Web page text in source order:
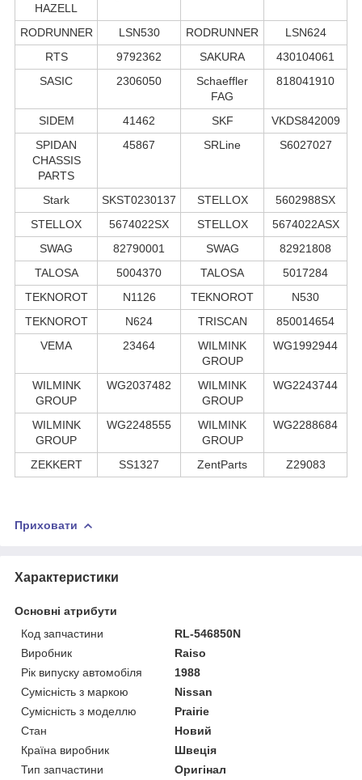
HAZELL
RODRUNNER LSN530 RODRUNNER
LSN624
RTS
9792362 SAKURA
430104061
SASIC
2306050
Schaeffler
FAG
818041910
SIDEM 41462 SKF
VKDS842009
SPIDAN
CHASSIS
PARTS
45867 SRLine S6027027
Stark SKST0230137 STELLOX
5602988SX
STELLOX
5674022SX STELLOX
5674022ASX
SWAG
82790001 SWAG
82921808
TALOSA
5004370 TALOSA
5017284
TEKNOROT
N1126 TEKNOROT
N530
TEKNOROT
N624 TRISCAN
850014654
VEMA
23464
WILMINK
GROUP
WG1992944
WILMINK
GROUP
WG2037482
WILMINK
GROUP
WG2243744
WILMINK
GROUP
WG2248555
WILMINK
GROUP
WG2288684
ZEKKERT SS1327 ZentParts Z29083
Приховати
Характеристики
Основні атрибути
Код запчастини
RL-546850N
Виробник
Raiso
Рік випуску автомобіля
1988
Сумісність з маркою
Nissan
Сумісність з моделлю
Prairie
Стан
Новий
Країна виробник
Швеція
Тип запчастини
Оригінал